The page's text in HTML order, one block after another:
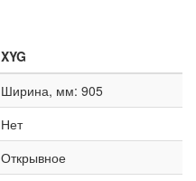
XYG
Ширина, мм: 905
Нет
Открывное